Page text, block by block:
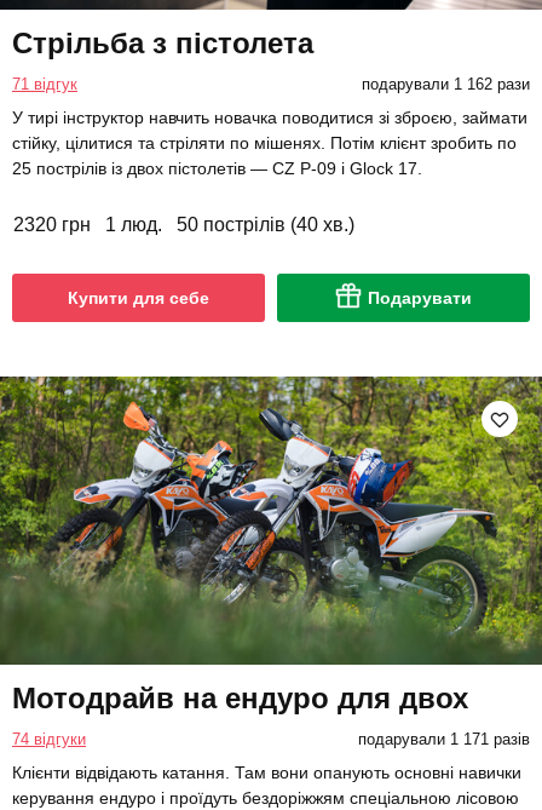
Стрільба з пістолета
71 відгук подарували 1 162 рази
У тирі інструктор навчить новачка поводитися зі зброєю, займати
стійку, цілитися та стріляти по мішенях. Потім клієнт зробить по
25 пострілів із двох пістолетів — CZ P-09 і Glock 17.
2320 грн 1 люд. 50 пострілів (40 хв.)
Купити для себе Подарувати
Мотодрайв на ендуро для двох
74 відгуки подарували 1 171 разів
Клієнти відвідають катання. Там вони опанують основні навички
керування ендуро і проїдуть бездоріжжям спеціальною лісовою